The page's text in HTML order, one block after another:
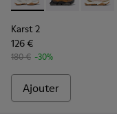
Karst 2
126 €
180 € -30%
Ajouter